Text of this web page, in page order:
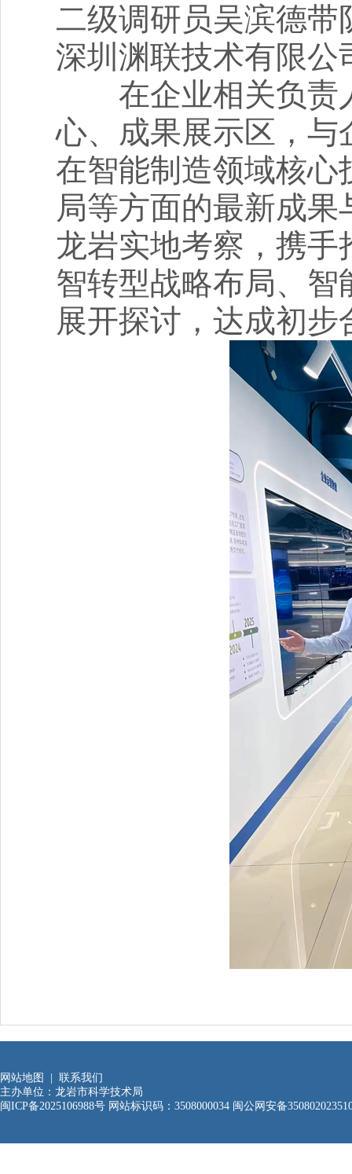
二级调研员吴滨德
深圳渊联技术有限公
在企业相关负责
心、成果展示区，与
在智能制造领域核心
局等方面的最新成
龙岩实地考察，携
智转型战略布局、
展开探讨，达成初步
网站地图
联系我们
主办单位：龙岩市科学技术局
闽ICP备2025106988号 网站标识码：3508000034 闽公网安备